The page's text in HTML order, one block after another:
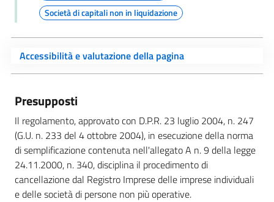
Società di capitali non in liquidazione
Accessibilità e valutazione della pagina
Presupposti
Il regolamento, approvato con D.P.R. 23 luglio 2004, n. 247
(G.U. n. 233 del 4 ottobre 2004), in esecuzione della norma
di semplificazione contenuta nell'allegato A n. 9 della legge
24.11.2000, n. 340, disciplina il procedimento di
cancellazione dal Registro Imprese delle imprese individuali
e delle società di persone non più operative.